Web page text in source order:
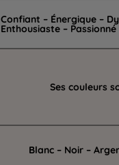
Confiant – Énergique –
Enthousiaste – Passionné
Ses couleurs
Blanc – Noir –